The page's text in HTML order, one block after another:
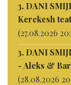
3. DANI
Kerekesh
(27.08.2026
3. DANI
- Aleks &
(28.08.2026